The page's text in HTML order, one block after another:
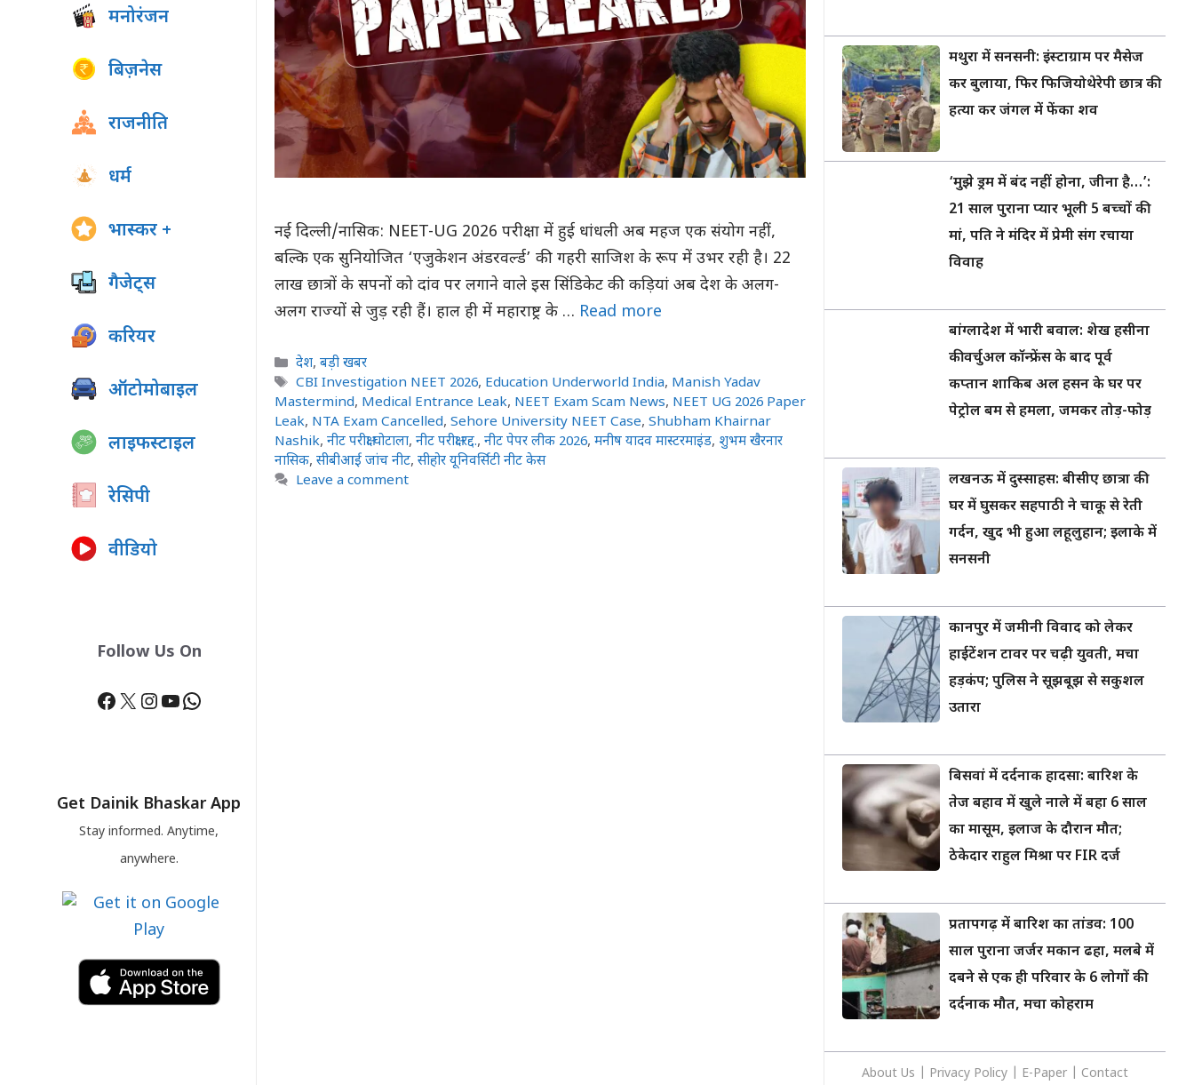
नई दिल्ली/नासिक: NEET-UG 2026 परीक्षा में हुई धांधली अब महज एक संयोग नहीं,
बल्कि एक सुनियोजित ‘एजुकेशन अंडरवर्ल्ड’ की गहरी साजिश के रूप में उभर रही है। 22
लाख छात्रों के सपनों को दांव पर लगाने वाले इस सिंडिकेट की कड़ियां अब देश के अलग-
अलग राज्यों से जुड़ रही हैं। हाल ही में महाराष्ट्र के … Read more
Categories
देश,बड़ी खबर
Tags
CBI Investigation NEET 2026, Education Underworld India, Manish Yadav
Mastermind, Medical Entrance Leak, NEET Exam Scam News, NEET UG 2026 Paper
Leak, NTA Exam Cancelled, Sehore University NEET Case, Shubham Khairnar
Nashik, नीट परीक्षा घोटाला, नीट परीक्षा रद्द., नीट पेपर लीक 2026, मनीष यादव मास्टरमाइंड, शुभम खैरनार
नासिक, सीबीआई जांच नीट, सीहोर यूनिवर्सिटी नीट केस
Leave a comment
मनोरंजन
बिज़नेस
राजनीति
धर्म
भास्कर +
गैजेट्स
करियर
ऑटोमोबाइल
लाइफस्टाइल
रेसिपी
वीडियो
Follow Us On
Facebook
X Instagram
YouTube
WhatsApp
Get Dainik Bhaskar App
Stay informed. Anytime,
anywhere.
मथुरा में सनसनी: इंस्टाग्राम पर मैसेज
कर बुलाया, फिर फिजियोथेरेपी छात्र की
हत्या कर जंगल में फेंका शव
‘मुझे ड्रम में बंद नहीं होना, जीना है…’:
21 साल पुराना प्यार भूली 5 बच्चों की
मां, पति ने मंदिर में प्रेमी संग रचाया
विवाह
बांग्लादेश में भारी बवाल: शेख हसीना
की वर्चुअल कॉन्फ्रेंस के बाद पूर्व
कप्तान शाकिब अल हसन के घर पर
पेट्रोल बम से हमला, जमकर तोड़-फोड़
लखनऊ में दुस्साहस: बीसीए छात्रा की
घर में घुसकर सहपाठी ने चाकू से रेती
गर्दन, खुद भी हुआ लहूलुहान; इलाके में
सनसनी
कानपुर में जमीनी विवाद को लेकर
हाईटेंशन टावर पर चढ़ी युवती, मचा
हड़कंप; पुलिस ने सूझबूझ से सकुशल
उतारा
बिसवां में दर्दनाक हादसा: बारिश के
तेज बहाव में खुले नाले में बहा 6 साल
का मासूम, इलाज के दौरान मौत;
ठेकेदार राहुल मिश्रा पर FIR दर्ज
प्रतापगढ़ में बारिश का तांडव: 100
साल पुराना जर्जर मकान ढहा, मलबे में
दबने से एक ही परिवार के 6 लोगों की
दर्दनाक मौत, मचा कोहराम
About Us Privacy Policy E-Paper Contact